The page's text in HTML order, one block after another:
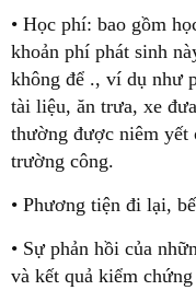
• Học phí: bao gồm
khoản phí phát sinh
không để ., ví dụ như
tài liệu, ăn trưa, xe
thường được niêm yết
trường công.
• Phương tiện đi lại,
• Sự phản hồi của
và kết quả kiểm chứng